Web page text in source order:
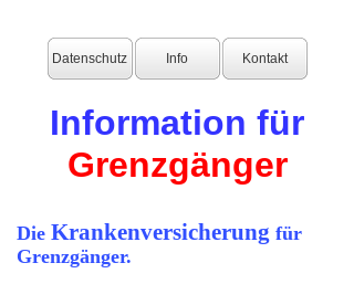
Datenschutz Info Kontakt
Information für
Grenzgänger
Die Krankenversicherung für
Grenzgänger.